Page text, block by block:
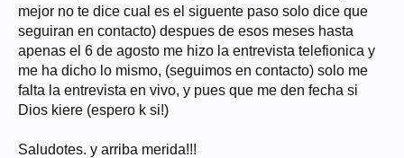
mejor no te dice cual es el siguente paso solo dice que
seguiran en contacto) despues de esos meses hasta
apenas el 6 de agosto me hizo la entrevista telefionica y
me ha dicho lo mismo, (seguimos en contacto) solo me
falta la entrevista en vivo, y pues que me den fecha si
Dios kiere (espero k si!)
Saludotes. y arriba merida!!!